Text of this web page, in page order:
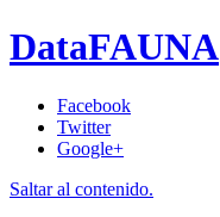
DataFAUNA
Facebook
Twitter
Google+
Saltar al contenido.